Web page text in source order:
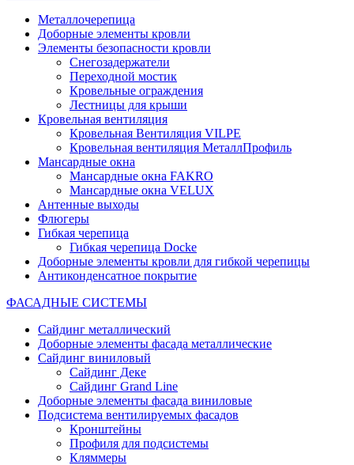
Металлочерепица
Доборные элементы кровли
Элементы безопасности кровли
Снегозадержатели
Переходной мостик
Кровельные ограждения
Лестницы для крыши
Кровельная вентиляция
Кровельная Вентиляция VILPE
Кровельная вентиляция МеталлПрофиль
Мансардные окна
Мансардные окна FAKRO
Мансардные окна VELUX
Антенные выходы
Флюгеры
Гибкая черепица
Гибкая черепица Docke
Доборные элементы кровли для гибкой черепицы
Антиконденсатное покрытие
ФАСАДНЫЕ СИСТЕМЫ
Сайдинг металлический
Доборные элементы фасада металлические
Сайдинг виниловый
Сайдинг Деке
Сайдинг Grand Line
Доборные элементы фасада виниловые
Подсистема вентилируемых фасадов
Кронштейны
Профиля для подсистемы
Кляммеры